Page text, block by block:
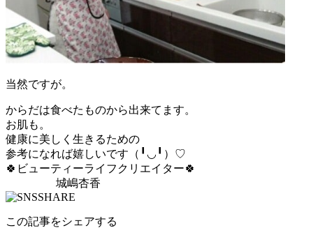
当然ですが。
からだは食べたものから出来てます。
お肌も。
健康に美しく生きるための
参考になれば嬉しいです（╹◡╹）♡
🍀ビューティーライフクリエイター🍀
城嶋杏香
この記事をシェアする